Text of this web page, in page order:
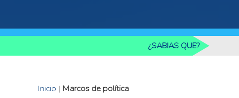
¿SABIAS QUE?
Inicio | Marcos de política